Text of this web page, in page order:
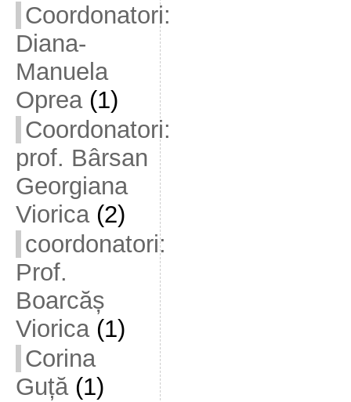
Coordonatori:
Diana-
Manuela
Oprea(1)
Coordonatori:
prof. Bârsan
Georgiana
Viorica(2)
coordonatori:
Prof.
Boarcăș
Viorica(1)
Corina
Guță(1)